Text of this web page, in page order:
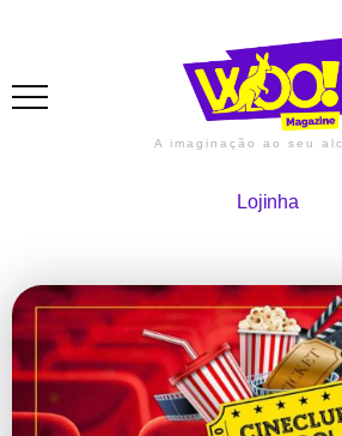
A imaginação ao seu
Lojinha